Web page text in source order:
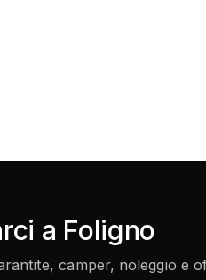
a Foligno
camper, noleggio e